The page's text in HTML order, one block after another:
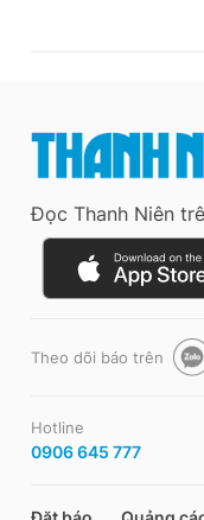
Đọc Thanh Niên
Theo dõi báo trên
Hotline
0906 645 777